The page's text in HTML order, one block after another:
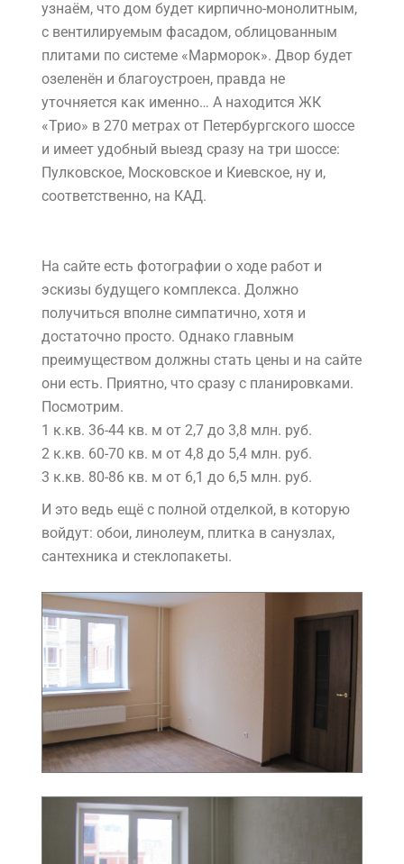
узнаём, что дом будет кирпично-монолитным,
с вентилируемым фасадом, облицованным
плитами по системе «Марморок». Двор будет
озеленён и благоустроен, правда не
уточняется как именно… А находится ЖК
«Трио» в 270 метрах от Петербургского шоссе
и имеет удобный выезд сразу на три шоссе:
Пулковское, Московское и Киевское, ну и,
соответственно, на КАД.
На сайте есть фотографии о ходе работ и
эскизы будущего комплекса. Должно
получиться вполне симпатично, хотя и
достаточно просто. Однако главным
преимуществом должны стать цены и на сайте
они есть. Приятно, что сразу с планировками.
Посмотрим.
1 к.кв. 36-44 кв. м от 2,7 до 3,8 млн. руб.
2 к.кв. 60-70 кв. м от 4,8 до 5,4 млн. руб.
3 к.кв. 80-86 кв. м от 6,1 до 6,5 млн. руб.
И это ведь ещё с полной отделкой, в которую
войдут: обои, линолеум, плитка в санузлах,
сантехника и стеклопакеты.